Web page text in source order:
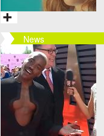
News